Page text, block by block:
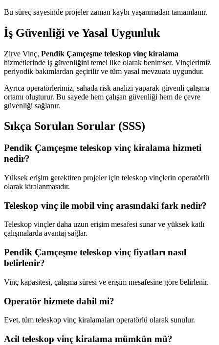
Bu süreç sayesinde projeler zaman kaybı yaşanmadan tamamlanır.
İş Güvenliği ve Yasal Uygunluk
Zirve Vinç, Pendik Çamçeşme teleskop vinç kiralama
hizmetlerinde iş güvenliğini temel ilke olarak benimser. Vinçlerimiz
periyodik bakımlardan geçirilir ve tüm yasal mevzuata uygundur.
Ayrıca operatörlerimiz, sahada risk analizi yaparak güvenli çalışma
ortamı oluşturur. Bu sayede hem çalışan güvenliği hem de çevre
güvenliği sağlanır.
Sıkça Sorulan Sorular (SSS)
Pendik Çamçeşme teleskop vinç kiralama hizmeti
nedir?
Yüksek erişim gerektiren projeler için teleskop vinçlerin operatörlü
olarak kiralanmasıdır.
Teleskop vinç ile mobil vinç arasındaki fark nedir?
Teleskop vinçler daha uzun erişim mesafesi sunar ve yüksek katlı
çalışmalarda avantaj sağlar.
Pendik Çamçeşme teleskop vinç fiyatları nasıl
belirlenir?
Vinç kapasitesi, çalışma süresi ve erişim mesafesine göre belirlenir.
Operatör hizmete dahil mi?
Evet, tüm teleskop vinç kiralamaları operatörlü olarak sunulur.
Acil teleskop vinç kiralama mümkün mü?